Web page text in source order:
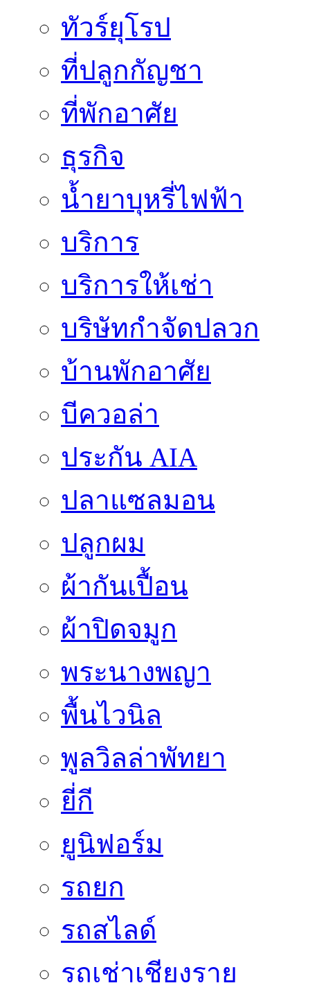
ทัวร์ยุโรป
ที่ปลูกกัญชา
ที่พักอาศัย
ธุรกิจ
น้ำยาบุหรี่ไฟฟ้า
บริการ
บริการให้เช่า
บริษัทกำจัดปลวก
บ้านพักอาศัย
บีควอล่า
ประกัน AIA
ปลาแซลมอน
ปลูกผม
ผ้ากันเปื้อน
ผ้าปิดจมูก
พระนางพญา
พื้นไวนิล
พูลวิลล่าพัทยา
ยี่กี
ยูนิฟอร์ม
รถยก
รถสไลด์
รถเช่าเชียงราย